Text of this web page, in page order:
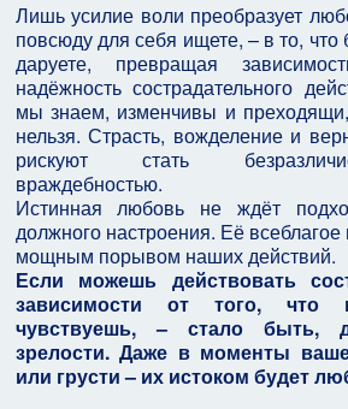
Лишь усилие воли преобразует
повсюду для себя ищете, – в то, что
даруете, превращая
надёжность сострадательного
мы знаем, изменчивы и
нельзя. Страсть, вожделение и
рискуют стать
враждебностью.
Истинная любовь не ждёт
должного настроения. Её
мощным порывом наших действий.
Если можешь действовать
зависимости от того,
чувствуешь, – стало быть,
зрелости. Даже в моменты
или грусти – их истоком будет